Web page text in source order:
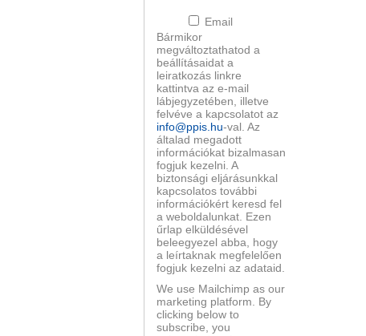
Email
Bármikor
megváltoztathatod a
beállításaidat a
leiratkozás linkre
kattintva az e-mail
lábjegyzetében, illetve
felvéve a kapcsolatot az
info@ppis.hu-val. Az
általad megadott
információkat bizalmasan
fogjuk kezelni. A
biztonsági eljárásunkkal
kapcsolatos további
információkért keresd fel
a weboldalunkat. Ezen
űrlap elküldésével
beleegyezel abba, hogy
a leírtaknak megfelelően
fogjuk kezelni az adataid.
We use Mailchimp as our
marketing platform. By
clicking below to
subscribe, you